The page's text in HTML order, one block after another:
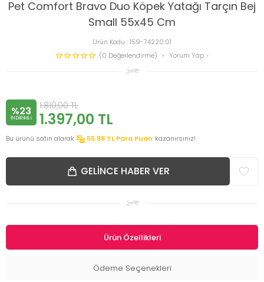
Pet Comfort Bravo Duo Köpek Yatağı Tarçın Bej
Small 55x45 Cm
Ürün Kodu :159-74220.01
(0 Değerlendirme)
Yorum Yap
%23
INDIRIMLI
1.810,00TL
1.397,00 TL
Bu ürünü satın alarak 55.88 TL Para Puan kazanırsınız!
GELINCE HABER VER
Ürün Özellikleri
Ödeme Seçenekleri